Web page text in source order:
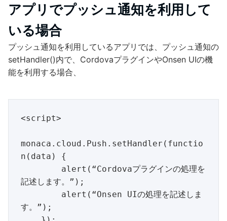
アプリでプッシュ通知を利用して
いる場合
プッシュ通知を利用しているアプリでは、プッシュ通知の
setHandler()内で、CordovaプラグインやOnsen UIの機
能を利用する場合、
<script>
monaca.cloud.Push.setHandler(functio
n(data) {
記述します。”);
す。”);